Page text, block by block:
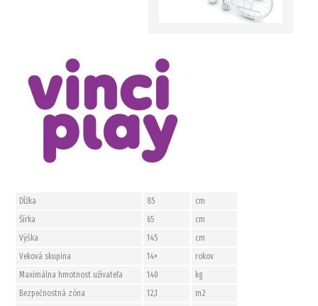
Dĺžka 85
cm
Šírka
65
cm
Výška
145
cm
Veková skupina
14+
rokov
Maximálna hmotnosť užívateľa
140
kg
Bezpečnostná zóna
12,1
m2